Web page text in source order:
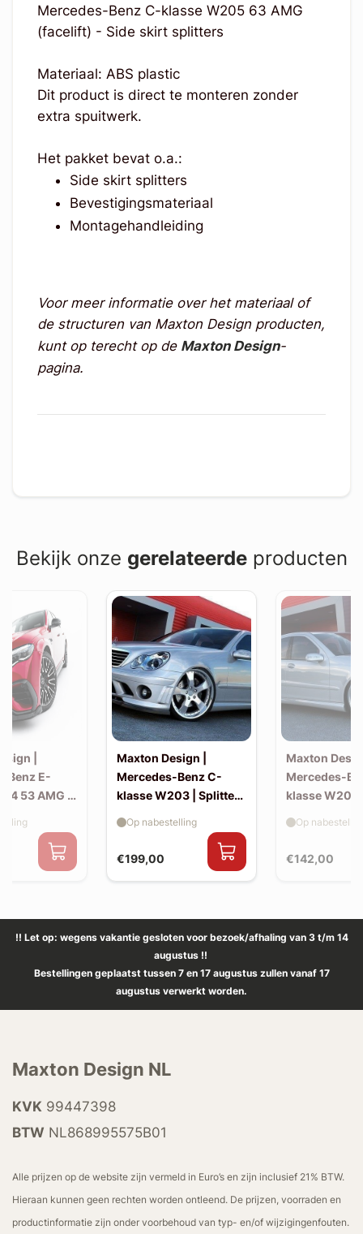
Mercedes-Benz C-klasse W205 63 AMG
(facelift) - Side skirt splitters
Materiaal: ABS plastic
Dit product is direct te monteren zonder
extra spuitwerk.
Het pakket bevat o.a.:
Side skirt splitters
Bevestigingsmateriaal
Montagehandleiding
Voor meer informatie over het materiaal of
de structuren van Maxton Design producten,
kunt op terecht op de Maxton Design-
pagina.
Bekijk onze gerelateerdeproducten
|
Benz E-
53 AMG |
Maxton Design |
Mercedes-Benz C-
klasse W203 | Splitter
bumper)
€199,00
Op nabestelling
Maxton
Mercedes-
klasse W203
€142,00
Op
!! Let op: wegens vakantie gesloten voor bezoek/afhaling van 3 t/m 14
augustus !!
Bestellingen geplaatst tussen 7 en 17 augustus zullen vanaf 17
augustus verwerkt worden.
Maxton Design NL
KVK 99447398
BTW NL868995575B01
Alle prijzen op de website zijn vermeld in Euro’s en zijn inclusief 21% BTW.
Hieraan kunnen geen rechten worden ontleend. De prijzen, voorraden en
productinformatie zijn onder voorbehoud van typ- en/of wijzigingenfouten.